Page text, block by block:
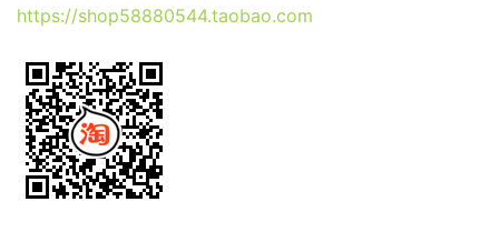
https://shop58880544.taobao.com